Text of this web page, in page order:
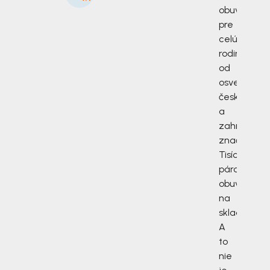
obuv
pre
celú
rodinu
od
českých
a
značiek.
Tisíce
párov
obuvi
na
sklade.
A
to
nie